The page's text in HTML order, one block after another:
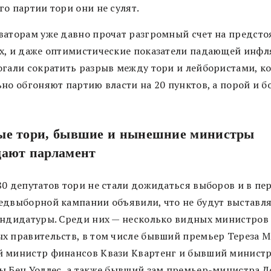
партии тори они не сулят.
уже давно прочат разгромный счет на
и даже оптимистические показатели падающей
сократить разрыв между тори и лейбористами,
обгоняют партию власти на 20 пунктов, а порой и
тори, бывшие и нынешние министры
парламент
депутатов тори не стали дожидаться выборов и в
кампании объявили, что не будут
Среди них — несколько видных министров
правительств, в том числе бывший премьер Тереза
финансов Квази Квартенг и бывший